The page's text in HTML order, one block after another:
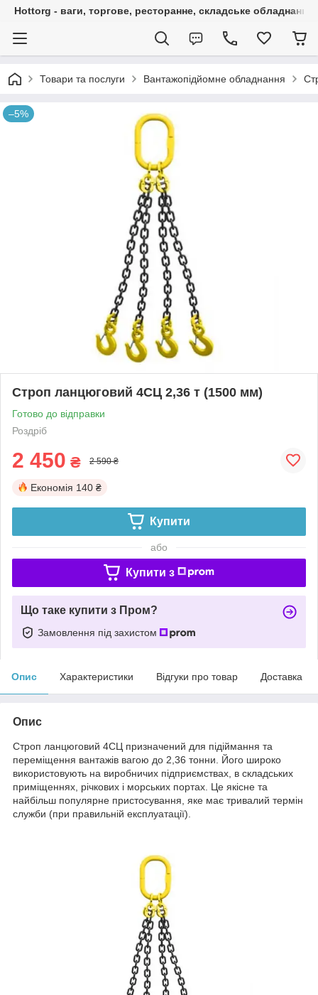
Hottorg - ваги, торгове, ресторанне, складське обладнання
Товари та послуги Вантажопідйомне обладнання
–5%
Строп ланцюговий 4СЦ 2,36 т (1500 мм)
Готово до відправки
Роздріб
2 450 ₴ 2 590 ₴
Економія 140 ₴
Купити
або
Купити з
Що таке купити з Пром?
Замовлення під захистом
Опис Характеристики Відгуки про товар Доставка
Опис
Строп ланцюговий 4СЦ призначений для підіймання та
переміщення вантажів вагою до 2,36 тонни. Його широко
використовують на виробничих підприємствах, в складських
приміщеннях, річкових і морських портах. Це якісне та
найбільш популярне пристосування, яке має тривалий термін
служби (при правильній експлуатації).